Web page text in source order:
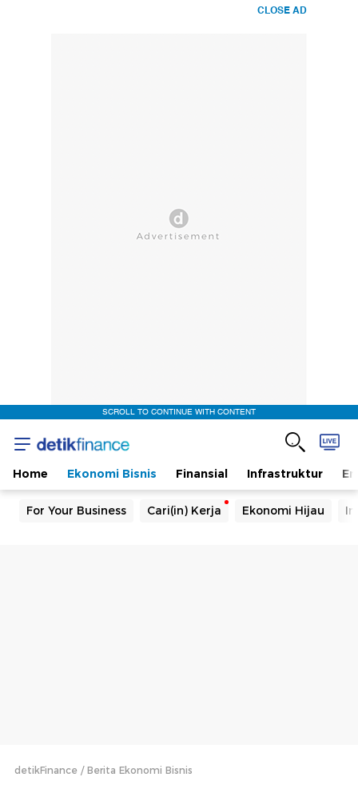
CLOSE AD
SCROLL TO CONTINUE WITH CONTENT
Home Ekonomi Bisnis Finansial Infrastruktur
For Your Business Cari(in) Kerja Ekonomi Hijau
detikFinance Berita Ekonomi Bisnis